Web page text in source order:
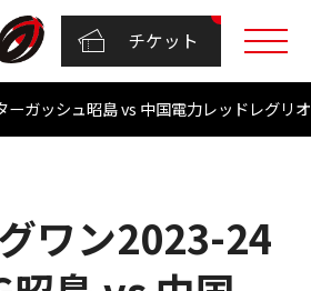
チケット
ーガッシュ昭島 vs 中国電力レッドレグ
ワン2023-24